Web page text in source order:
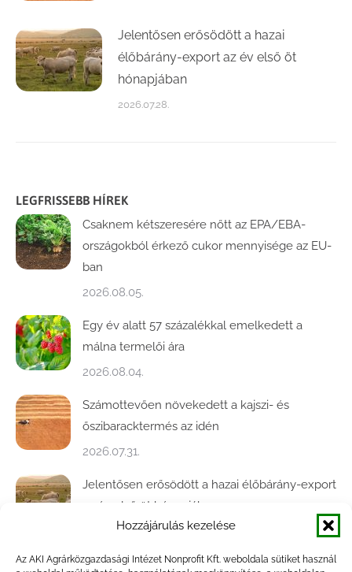
Hozzájárulás kezelése
Az AKI Agrárközgazdasági Intézet Nonprofit Kft. weboldala sütiket használ
Jelentősen erősödött a hazai
élőbárány-export az év első öt
hónapjában
2026.07.28.
LEGFRISSEBB HÍREK
Csaknem kétszeresére nőtt az EPA/EBA-
országokból érkező cukor mennyisége az EU-
ban
2026.08.05.
Egy év alatt 57 százalékkal emelkedett a
málna termelői ára
2026.08.04.
Számottevően növekedett a kajszi- és
őszibaracktermés az idén
2026.07.31.
Jelentősen erősödött a hazai élőbárány-export
az év első öt hónapjában
2026.07.28.
Közel ötödével bővült a baromfivágás